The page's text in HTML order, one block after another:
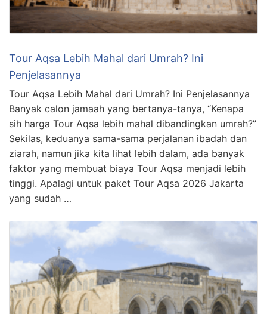
Tour Aqsa Lebih Mahal dari Umrah? Ini
Penjelasannya
Tour Aqsa Lebih Mahal dari Umrah? Ini Penjelasannya
Banyak calon jamaah yang bertanya-tanya, “Kenapa
sih harga Tour Aqsa lebih mahal dibandingkan umrah?”
Sekilas, keduanya sama-sama perjalanan ibadah dan
ziarah, namun jika kita lihat lebih dalam, ada banyak
faktor yang membuat biaya Tour Aqsa menjadi lebih
tinggi. Apalagi untuk paket Tour Aqsa 2026 Jakarta
yang sudah …